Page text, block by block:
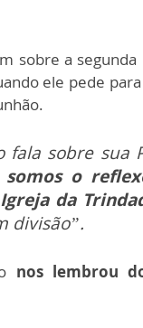
sobre a
ele pede
fala sobre sua
somos o
da
divisão”.
nos lembrou